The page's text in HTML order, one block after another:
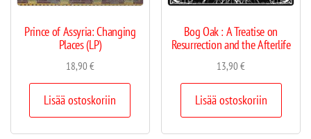
Prince of Assyria: Changing
Places (LP)
18,90€
Lisää ostoskoriin
Bog Oak : A Treatise on
Resurrection and the Afterlife
13,90€
Lisää ostoskoriin